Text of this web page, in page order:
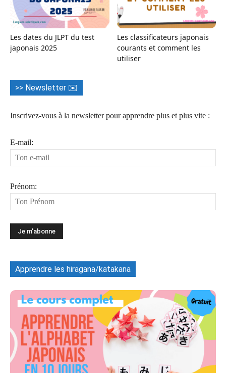
Les dates du JLPT du test
japonais 2025
Les classificateurs japonais
courants et comment les
utiliser
>> Newsletter ✉️
Inscrivez-vous à la newsletter pour apprendre plus et plus vite :
E-mail:
Prénom:
Apprendre les hiragana/katakana